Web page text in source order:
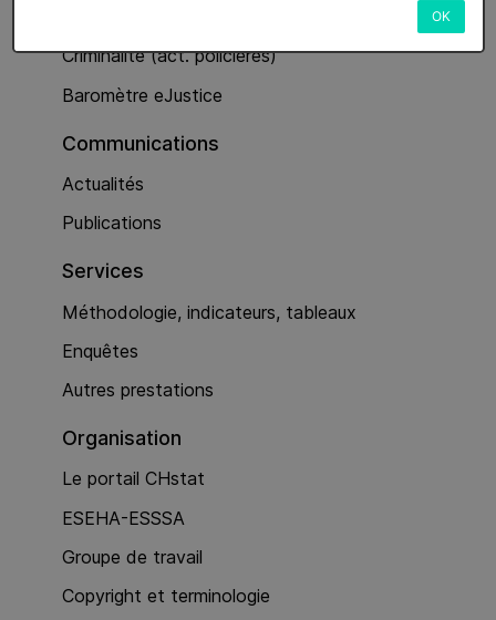
OK
Criminalité (act. policières)
Baromètre eJustice
Communications
Actualités
Publications
Services
Méthodologie, indicateurs, tableaux
Enquêtes
Autres prestations
Organisation
Le portail CHstat
ESEHA-ESSSA
Groupe de travail
Copyright et terminologie